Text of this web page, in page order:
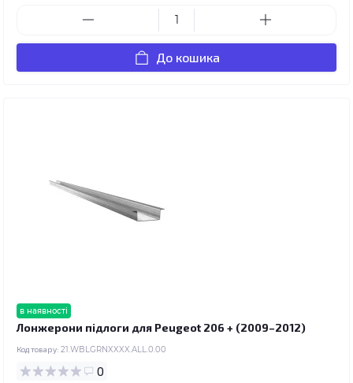
До кошика
в наявності
Лонжерони підлоги для Peugeot 206 + (2009–2012)
Код товару: 21.WBLGRNXXXX.ALL.0.00
0